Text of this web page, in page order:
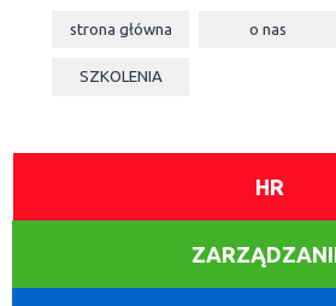
strona główna o nas
SZKOLENIA
HR